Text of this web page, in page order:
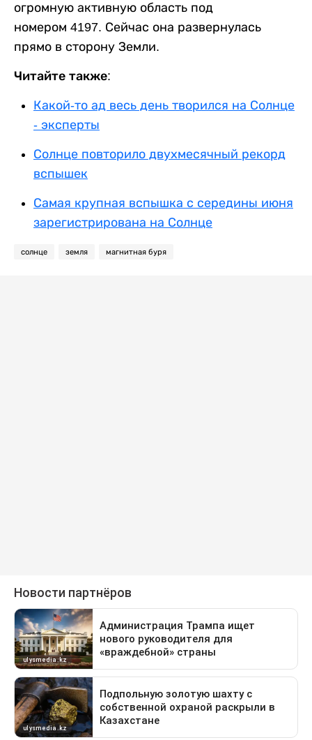
огромную активную область под
номером 4197. Сейчас она развернулась
прямо в сторону Земли.
Читайте также:
Какой-то ад весь день творился на Солнце
- эксперты
Солнце повторило двухмесячный рекорд
вспышек
Самая крупная вспышка с середины июня
зарегистрирована на Солнце
солнце земля магнитная буря